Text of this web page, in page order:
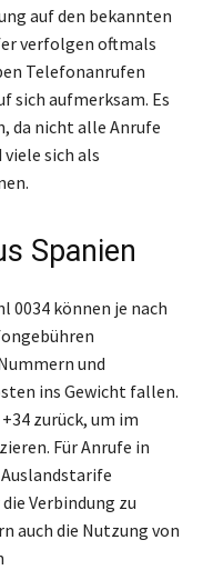
auf den bekannten
verfolgen oftmals
Telefonanrufen
sich aufmerksam. Es
da nicht alle Anrufe
sich als
Spanien
0034 können je nach
und
ins Gewicht fallen.
zurück, um im
Für Anrufe in
Verbindung zu
auch die Nutzung von